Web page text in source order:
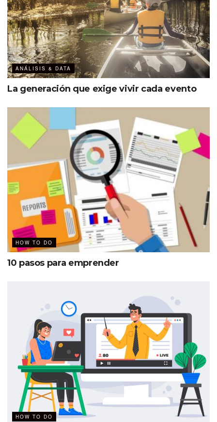
ANÁLISIS & DATA
La generación que exige vivir cada evento
HOW TO DO
10 pasos para emprender
HOW TO DO